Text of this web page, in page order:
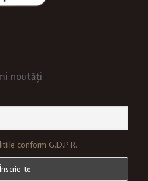
noutăți
conform G.D.P.R.